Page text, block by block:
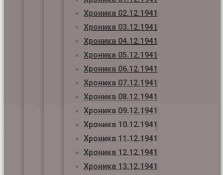
Хроника 02.12.1941
Хроника 03.12.1941
Хроника 04.12.1941
Хроника 05.12.1941
Хроника 06.12.1941
Хроника 07.12.1941
Хроника 08.12.1941
Хроника 09.12.1941
Хроника 10.12.1941
Хроника 11.12.1941
Хроника 12.12.1941
Хроника 13.12.1941